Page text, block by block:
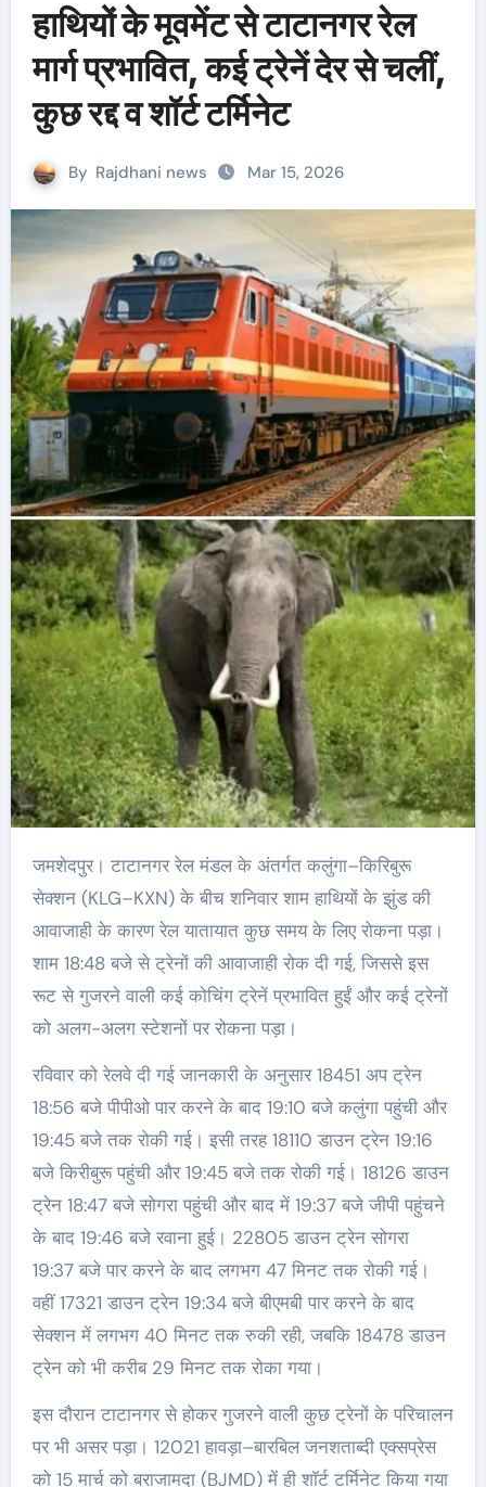
हाथियों के मूवमेंट से टाटानगर रेल
मार्ग प्रभावित, कई ट्रेनें देर से चलीं,
कुछ रद्द व शॉर्ट टर्मिनेट
By Rajdhani news Mar 15, 2026
जमशेदपुर। टाटानगर रेल मंडल के अंतर्गत कलुंगा–किरिबुरू
सेक्शन (KLG–KXN) के बीच शनिवार शाम हाथियों के झुंड की
आवाजाही के कारण रेल यातायात कुछ समय के लिए रोकना पड़ा।
शाम 18:48 बजे से ट्रेनों की आवाजाही रोक दी गई, जिससे इस
रूट से गुजरने वाली कई कोचिंग ट्रेनें प्रभावित हुईं और कई ट्रेनों
को अलग-अलग स्टेशनों पर रोकना पड़ा।
रविवार को रेलवे दी गई जानकारी के अनुसार 18451 अप ट्रेन
18:56 बजे पीपीओ पार करने के बाद 19:10 बजे कलुंगा पहुंची और
19:45 बजे तक रोकी गई। इसी तरह 18110 डाउन ट्रेन 19:16
बजे किरीबुरू पहुंची और 19:45 बजे तक रोकी गई। 18126 डाउन
ट्रेन 18:47 बजे सोगरा पहुंची और बाद में 19:37 बजे जीपी पहुंचने
के बाद 19:46 बजे रवाना हुई। 22805 डाउन ट्रेन सोगरा
19:37 बजे पार करने के बाद लगभग 47 मिनट तक रोकी गई।
वहीं 17321 डाउन ट्रेन 19:34 बजे बीएमबी पार करने के बाद
सेक्शन में लगभग 40 मिनट तक रुकी रही, जबकि 18478 डाउन
ट्रेन को भी करीब 29 मिनट तक रोका गया।
इस दौरान टाटानगर से होकर गुजरने वाली कुछ ट्रेनों के परिचालन
पर भी असर पड़ा। 12021 हावड़ा–बारबिल जनशताब्दी एक्सप्रेस
को 15 मार्च को बराजामदा (BJMD) में ही शॉर्ट टर्मिनेट किया गया